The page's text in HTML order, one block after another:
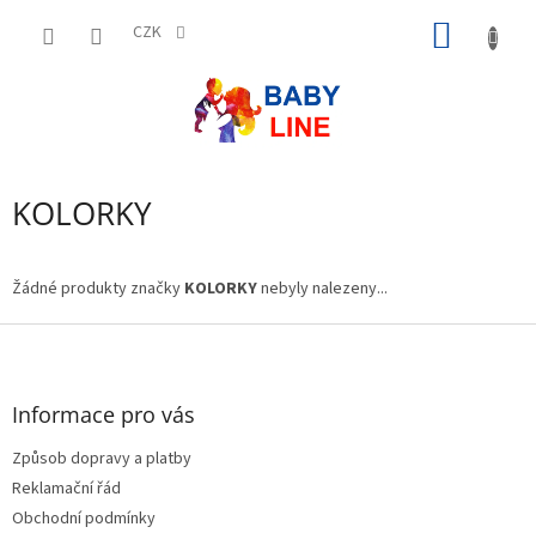
CZK
KOLORKY
Žádné produkty značky KOLORKYnebyly nalezeny...
Z
Informace pro vás
Způsob dopravy a platby
Reklamační řád
Obchodní podmínky